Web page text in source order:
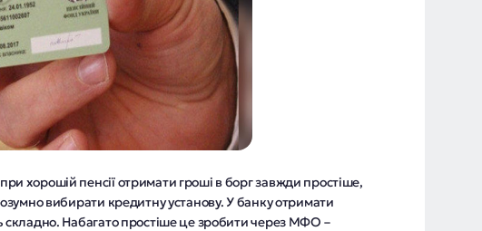
хорошій пенсії отримати гроші в борг завжди простіше,
вибирати кредитну установу. У банку отримати
складно. Набагато простіше це зробити через МФО –